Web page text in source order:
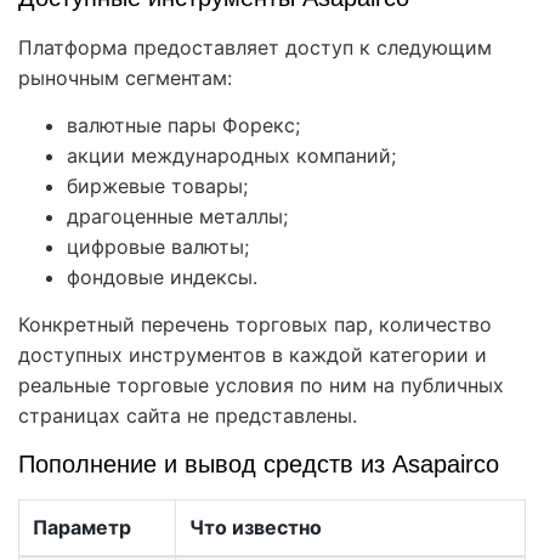
Платформа предоставляет доступ к следующим
рыночным сегментам:
валютные пары Форекс;
акции международных компаний;
биржевые товары;
драгоценные металлы;
цифровые валюты;
фондовые индексы.
Конкретный перечень торговых пар, количество
доступных инструментов в каждой категории и
реальные торговые условия по ним на публичных
страницах сайта не представлены.
Пополнение и вывод средств из Asapairco
Параметр Что известно